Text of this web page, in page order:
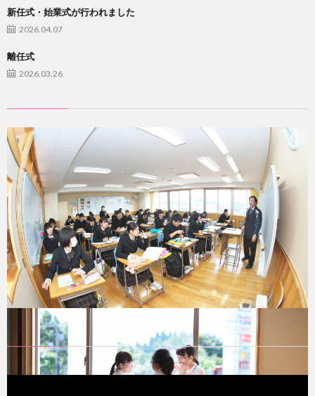
新任式・始業式が行われました
2026.04.07
離任式
2026.03.26